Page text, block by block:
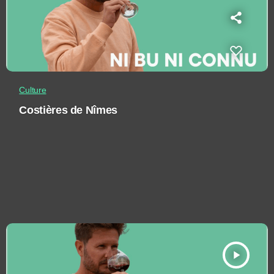
Culture
Costières de Nîmes
play_arrow